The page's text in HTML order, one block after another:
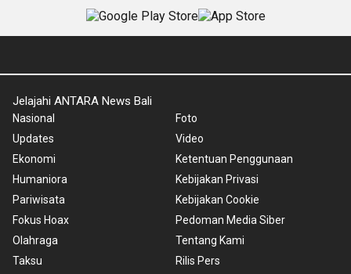
Jelajahi ANTARA News Bali
Nasional
Updates
Ekonomi
Humaniora
Pariwisata
Fokus Hoax
Olahraga
Taksu
Foto
Video
Ketentuan Penggunaan
Kebijakan Privasi
Kebijakan Cookie
Pedoman Media Siber
Tentang Kami
Rilis Pers